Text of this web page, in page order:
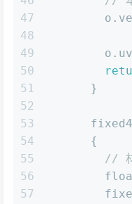
47
48
49
50
51
52
53
54
55
56
57
        o.
        o.
uv
      }
      {
// 材